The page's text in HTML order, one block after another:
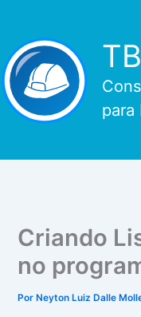
conteúdo
para
Criando
no
Por Neyton Luiz Dalle